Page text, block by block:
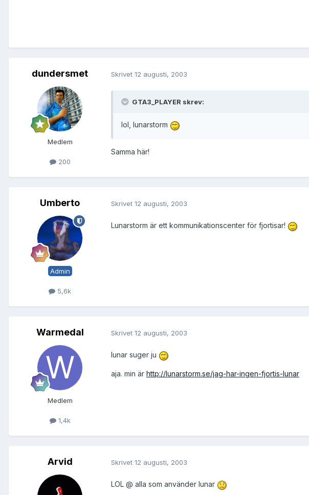
dundersmet
Medlem
200
Skrivet 12 augusti, 2003
GTA3_PLAYER skrev:
lol, lunarstorm
Samma här!
Umberto
Admin
5,6k
Skrivet 12 augusti, 2003
Lunarstorm är ett kommunikationscenter för fjortisar!
Warmedal
Medlem
1,4k
Skrivet 12 augusti, 2003
lunar suger ju
aja. min är http://lunarstorm.se/jag-har-ingen-fjortis-lunar
Arvid Skrivet 12 augusti, 2003
LOL @ alla som använder lunar